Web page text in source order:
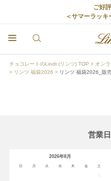
ご好
＜サマーラッキ
チョコレートのLindt (リンツ) TOP オン
リンツ 福袋2026
リンツ 福袋2026_販
営業
2026年8月
日 月 火 水 木 金 土